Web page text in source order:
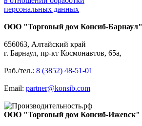
персональных данных
ООО "Торговый дом Консиб-Барнаул"
656063, Алтайский край
г. Барнаул, пр-кт Космонавтов, 65а,
Раб./тел.: 8 (3852) 48-51-01
Email: partner@konsib.com
ООО "Торговый дом Консиб-Ижевск"